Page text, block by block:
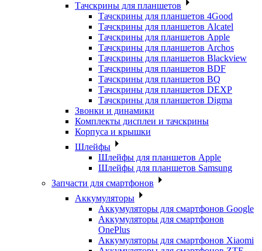
Тачскрины для планшетов
Тачскрины для планшетов 4Good
Тачскрины для планшетов Alcatel
Тачскрины для планшетов Apple
Тачскрины для планшетов Archos
Тачскрины для планшетов Blackview
Тачскрины для планшетов BDF
Тачскрины для планшетов BQ
Тачскрины для планшетов DEXP
Тачскрины для планшетов Digma
Звонки и динамики
Комплекты дисплеи и тачскрины
Корпуса и крышки
Шлейфы
Шлейфы для планшетов Apple
Шлейфы для планшетов Samsung
Запчасти для смартфонов
Аккумуляторы
Аккумуляторы для смартфонов Google
Аккумуляторы для смартфонов
OnePlus
Аккумуляторы для смартфонов Xiaomi